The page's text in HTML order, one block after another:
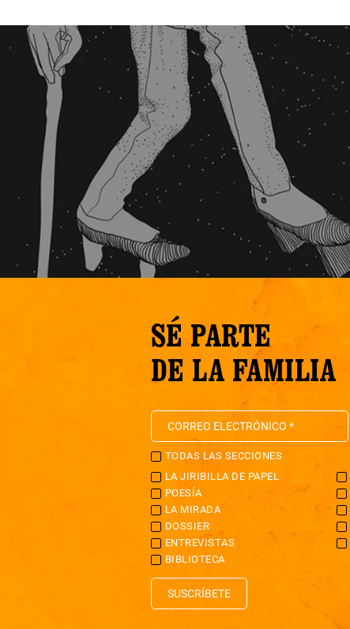
SÉ PARTE
DE LA FAMILIA
TODAS LAS SECCIONES
LA JIRIBILLA DE PAPEL
POESÍA
LA MIRADA
DOSSIER
ENTREVISTAS
BIBLIOTECA
SUSCRÍBETE